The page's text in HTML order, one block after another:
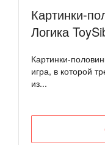
Картинки-
Логика
Картинки-
игра, в которой
из...